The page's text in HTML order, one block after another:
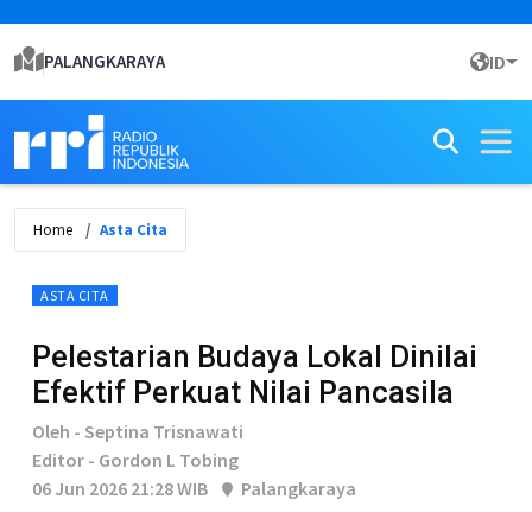
PALANGKARAYA ID
Home Asta Cita
ASTA CITA
Pelestarian Budaya Lokal Dinilai
Efektif Perkuat Nilai Pancasila
Oleh - Septina Trisnawati
Editor - Gordon L Tobing
06 Jun 2026 21:28 WIB
Palangkaraya